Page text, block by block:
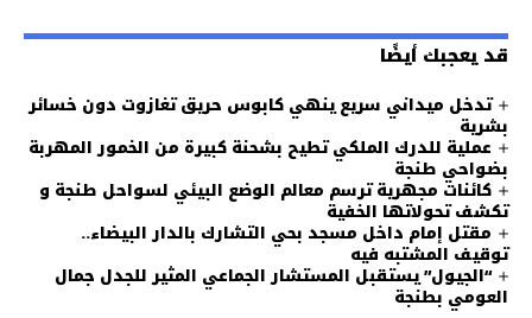
قد يعجبك أيضًا
تدخل ميداني سريع ينهي كابوس حريق تغازوت دون خسائر
بشرية
عملية للدرك الملكي تطيح بشحنة كبيرة من الخمور المهربة
بضواحي طنجة
كائنات مجهرية ترسم معالم الوضع البيئي لسواحل طنجة و
تكشف تحولاتها الخفية
مقتل إمام داخل مسجد بحي التشارك بالدار البيضاء..
توقيف المشتبه فيه
“الجيول” يستقبل المستشار الجماعي المثير للجدل جمال
العومي بطنجة